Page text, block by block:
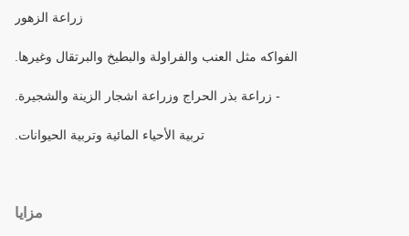
زراعة الزهور
الفواكه مثل العنب والفراولة والبطيخ والبرتقال وغيرها.
- زراعة بذر الحراج وزراعة اشجار الزينة والشجيرة.
تربية الأحياء المائية وتربية الحيوانات.
مزايا